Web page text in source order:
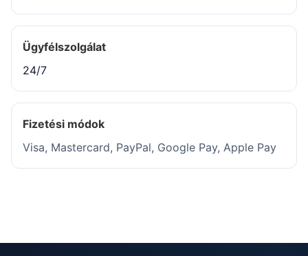
Ügyfélszolgálat
24/7
Fizetési módok
Visa, Mastercard, PayPal, Google Pay, Apple Pay